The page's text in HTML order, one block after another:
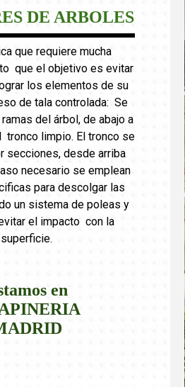
DE ARBOLES
que requiere mucha
que el objetivo es evitar
los elementos de su
de tala controlada: Se
del árbol, de abajo a
tronco limpio. El tronco se
secciones, desde arriba
necesario se emplean
para descolgar las
un sistema de poleas y
el impacto con la
superficie.
en